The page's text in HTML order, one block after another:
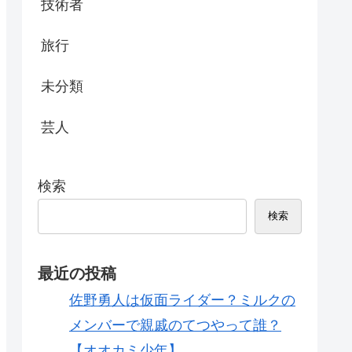
技術者
旅行
未分類
芸人
検索
検索
最近の投稿
佐野勇人は仮面ライダー？ミルクの
メンバーで親戚のてつやって誰？